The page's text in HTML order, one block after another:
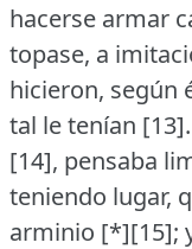
hacerse armar
topase, a
hicieron, según
tal le tenían [13].
[14], pensaba
teniendo lugar,
arminio [*][15];